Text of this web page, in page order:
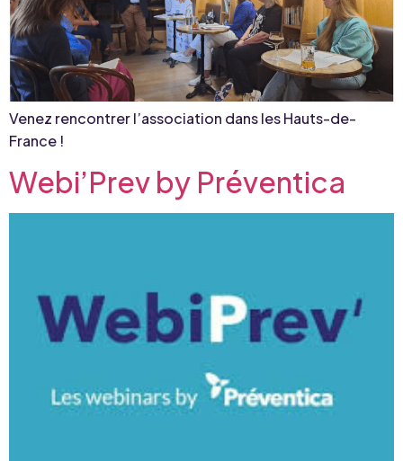
Venez rencontrer l’association dans les Hauts-de-
France !
Webi’Prev by Préventica